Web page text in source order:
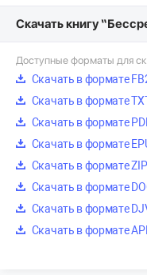
Скачать книгу
Доступные форматы для
Скачать в формате
Скачать в формате
Скачать в формате
Скачать в формате
Скачать в формате ZIP
Скачать в формате
Скачать в формате
Скачать в формате